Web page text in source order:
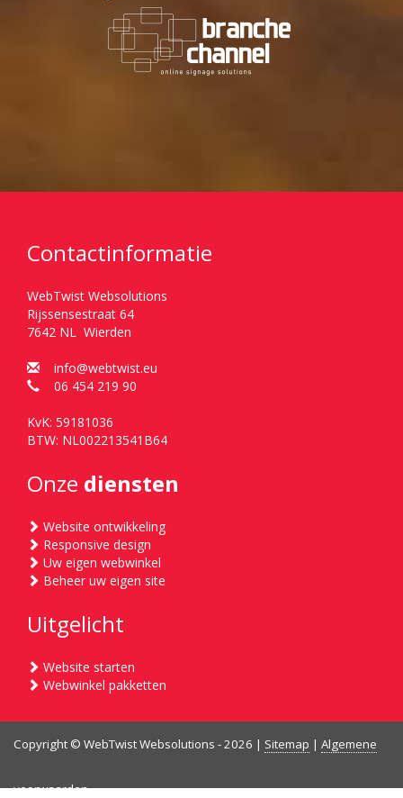
Contactinformatie
WebTwist Websolutions
Rijssensestraat 64
7642 NL Wierden
info@webtwist.eu
06 454 219 90
KvK: 59181036
BTW: NL002213541B64
Onze diensten
Website ontwikkeling
Responsive design
Uw eigen webwinkel
Beheer uw eigen site
Uitgelicht
Website starten
Webwinkel pakketten
Copyright © WebTwist Websolutions - 2026 | Sitemap | Algemene
voorwaarden